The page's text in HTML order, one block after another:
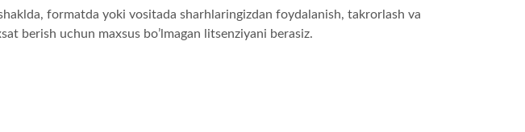
formatda yoki vositada sharhlaringizdan foydalanish, takrorlash va
berish uchun maxsus bo’lmagan litsenziyani berasiz.